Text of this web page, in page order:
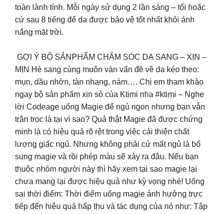
toàn lành tính. Mỗi ngày sử dụng 2 lần sáng – tối hoặc
cứ sau 8 tiếng để da được bảo vệ tốt nhất khỏi ánh
nắng mặt trời.
GỢI Ý BỘ SẢNPHẨM CHĂM SÓC DA SANG – XỊN –
MỊN Hè sang cùng muôn vàn vấn đề về da kéo theo:
mụn, dầu nhờn, tàn nhang, nám…. Chị em tham khảo
ngay bộ sản phẩm xịn sò của Ktimi nha #ktimi – Nghe
lời Codeage uống Magie để ngủ ngon nhưng bạn vẫn
trằn trọc là tại vì sao? Quả thật Magie đã được chứng
minh là có hiệu quả rõ rệt trong việc cải thiện chất
lượng giấc ngủ. Nhưng không phải cứ mất ngủ là bổ
sung magie và rồi phép màu sẽ xảy ra đâu. Nếu bạn
thuộc nhóm người này thì hãy xem tại sao magie lại
chưa mang lại được hiệu quả như kỳ vọng nhé! Uống
sai thời điểm: Thời điểm uống magie ảnh hưởng trực
tiếp đến hiệu quả hấp thu và tác dụng của nó như: Tập